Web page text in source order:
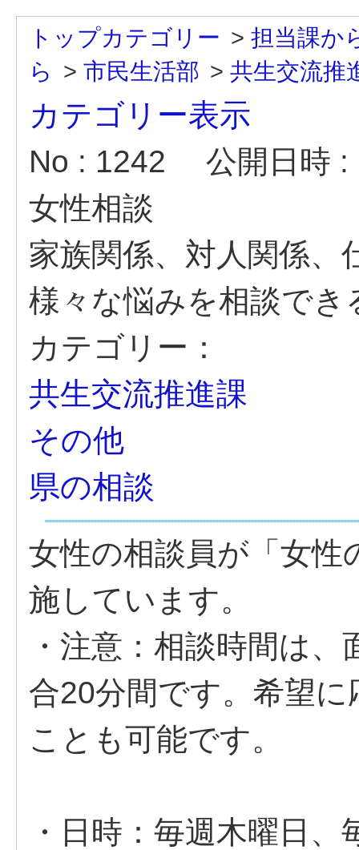
トップカテゴリー > 担当課か
ら > 市民生活部 > 共生交流推
カテゴリー表示
No : 1242
公開日時
女性相談
家族関係、対人関係、
様々な悩みを相談で
カテゴリー：
共生交流推進課
その他
県の相談
女性の相談員が「女性
施しています。
・注意：相談時間は
合20分間です。希望
ことも可能です。
・日時：毎週木曜日